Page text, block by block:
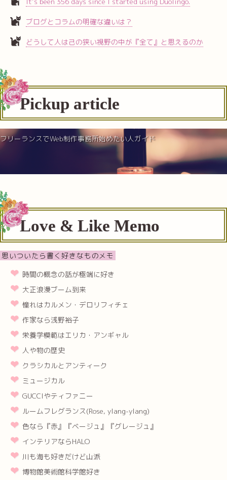
ブログとコラムの明確な違いは？
どうして人は己の狭い視野の中が『全て』と思えるのか
Pickup article
フリーランスでWeb制作事務所始めたい人ガイド
Love & Like Memo
思いついたら書く好きなものメモ
時間の概念の話が極端に好き
大正浪漫ブーム到来
憧れはカルメン・デロリフィチェ
作家なら浅野裕子
栄養学模範はエリカ・アンギャル
人や物の歴史
クラシカルとアンティーク
ミュージカル
GUCCIやティファニー
ルームフレグランス(Rose, ylang-ylang)
色なら『赤』『ベージュ』『グレージュ』
インテリアならHALO
川も海も好きだけど山派
博物館美術館科学館好き